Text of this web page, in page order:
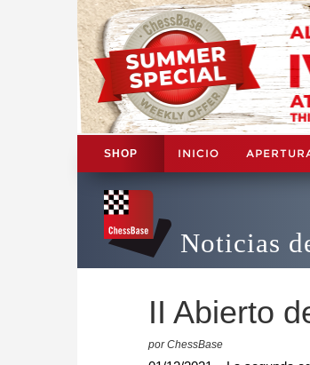
SHOP INICIO
Noticias
II Abierto
por ChessBase